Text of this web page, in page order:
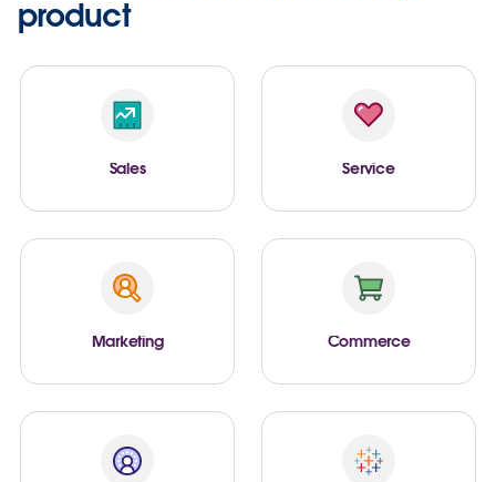
product
Sales Service
Marketing Commerce